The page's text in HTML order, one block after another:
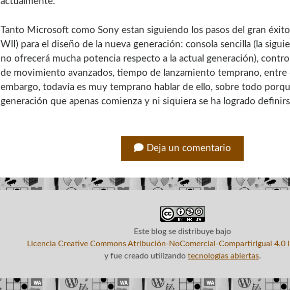
Tanto Microsoft como Sony estan siguiendo los pasos del gran
WII) para el diseño de la nueva generación: consola sencilla (la
no ofrecerá mucha potencia respecto a la actual generación),
de movimiento avanzados, tiempo de lanzamiento temprano, entre
embargo, todaví­a es muy temprano hablar de ello, sobre todo
generación que apenas comienza y ni siquiera se ha logrado
Deja un comentario
Este blog se distribuye bajo
Licencia Creative Commons Atribución-NoComercial-CompartirIgual 4.0
y fue creado utilizando tecnologías abiertas.